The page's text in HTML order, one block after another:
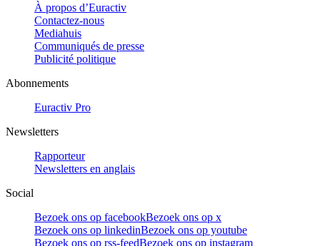
À propos d’Euractiv
Contactez-nous
Mediahuis
Communiqués de presse
Publicité politique
Abonnements
Euractiv Pro
Newsletters
Rapporteur
Newsletters en anglais
Social
Bezoek ons op facebookBezoek ons op x
Bezoek ons op linkedinBezoek ons op youtube
Bezoek ons op rss-feedBezoek ons op instagram